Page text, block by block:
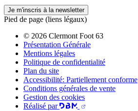
Je m'inscris à la newsletter
Pied de page (liens légaux)
© 2026 Clermont Foot 63
Présentation Générale
Mentions légales
Politique de confidentialité
Plan du site
Accessibilité: Partiellement conforme
Conditions générales de vente
Gestion des cookies
Réalisé par